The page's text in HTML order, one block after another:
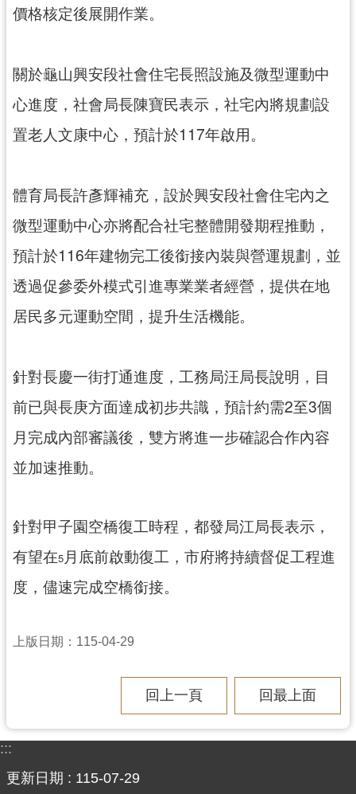
價格核定後展開作業。
關於龜山興安段社會住宅長照設施及微型運動中
心進度，社會局長陳寶民表示，社宅內將規劃設
置老人文康中心，預計於117年啟用。
體育局長許彥輝補充，設於興安段社會住宅內之
微型運動中心亦將配合社宅整體開發期程推動，
預計於116年建物完工後銜接內裝與營運規劃，並
透過促參委外模式引進專業業者經營，提供在地
居民多元運動空間，提升生活機能。
針對長慶一街打通進度，工務局汪局長說明，目
前已與長庚方面達成初步共識，預計約需2至3個
月完成內部審議後，雙方將進一步確認合作內容
並加速推動。
針對甲子園空橋復工時程，都發局江局長表示，
有望在5 月底前啟動復工，市府將持續督促工程進
度，儘速完成空橋銜接。
上版日期：115-04-29
回上一頁 回最上面
:::
更新日期
115-07-29